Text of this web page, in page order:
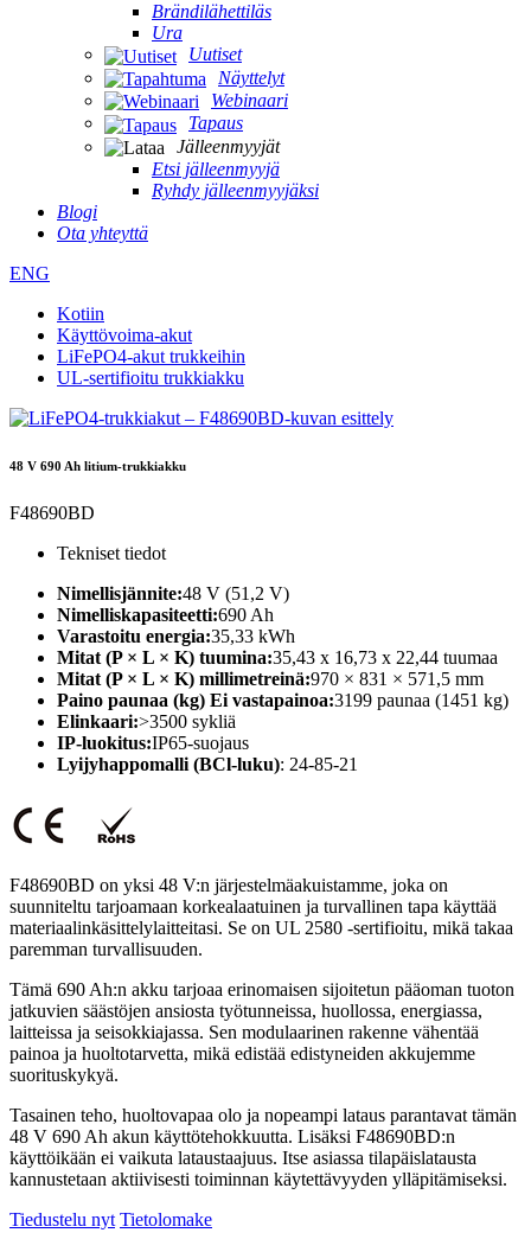
Brändilähettiläs
Ura
Uutiset
Näyttelyt
Webinaari
Tapaus
Jälleenmyyjät
Etsi jälleenmyyjä
Ryhdy jälleenmyyjäksi
Blogi
Ota yhteyttä
ENG
Kotiin
Käyttövoima-akut
LiFePO4-akut trukkeihin
UL-sertifioitu trukkiakku
48 V 690 Ah litium-trukkiakku
F48690BD
Tekniset tiedot
Nimellisjännite:48 V (51,2 V)
Nimelliskapasiteetti:690 Ah
Varastoitu energia:35,33 kWh
Mitat (P × L × K) tuumina:35,43 x 16,73 x 22,44 tuumaa
Mitat (P × L × K) millimetreinä:970 × 831 × 571,5 mm
Paino paunaa (kg) Ei vastapainoa:3199 paunaa (1451 kg)
Elinkaari:>3500 sykliä
IP-luokitus:IP65-suojaus
Lyijyhappomalli (BCl-luku): 24-85-21
F48690BD on yksi 48 V:n järjestelmäakuistamme, joka on
suunniteltu tarjoamaan korkealaatuinen ja turvallinen tapa käyttää
materiaalinkäsittelylaitteitasi. Se on UL 2580 -sertifioitu, mikä takaa
paremman turvallisuuden.
Tämä 690 Ah:n akku tarjoaa erinomaisen sijoitetun pääoman tuoton
jatkuvien säästöjen ansiosta työtunneissa, huollossa, energiassa,
laitteissa ja seisokkiajassa. Sen modulaarinen rakenne vähentää
painoa ja huoltotarvetta, mikä edistää edistyneiden akkujemme
suorituskykyä.
Tasainen teho, huoltovapaa olo ja nopeampi lataus parantavat tämän
48 V 690 Ah akun käyttötehokkuutta. Lisäksi F48690BD:n
käyttöikään ei vaikuta lataustaajuus. Itse asiassa tilapäislatausta
kannustetaan aktiivisesti toiminnan käytettävyyden ylläpitämiseksi.
Tiedustelu nyt Tietolomake